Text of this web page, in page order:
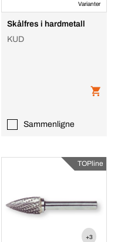
Varianter
Skålfres i hardmetall
KUD
Sammenligne
TOPline
+3